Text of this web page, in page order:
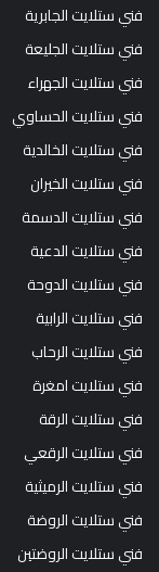
فني ستلايت الجابرية
فني ستلايت الجليعة
فني ستلايت الجهراء
فني ستلايت الحساوي
فني ستلايت الخالدية
فني ستلايت الخيران
فني ستلايت الدسمة
فني ستلايت الدعية
فني ستلايت الدوحة
فني ستلايت الرابية
فني ستلايت الرحاب
فني ستلايت امغرة
فني ستلايت الرقة
فني ستلايت الرقعي
فني ستلايت الرميثية
فني ستلايت الروضة
فني ستلايت الروضتين